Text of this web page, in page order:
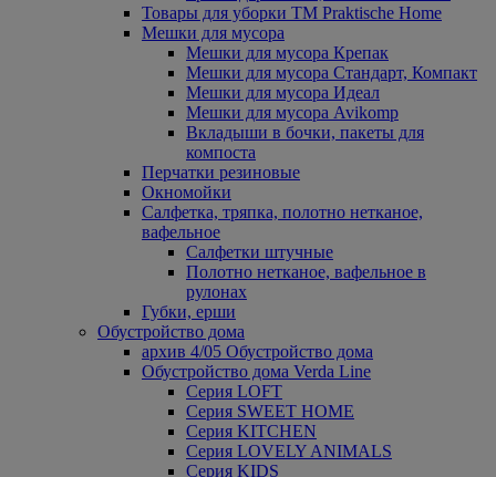
Товары для уборки ТМ Praktische Home
Мешки для мусора
Мешки для мусора Крепак
Мешки для мусора Стандарт, Компакт
Мешки для мусора Идеал
Мешки для мусора Avikomp
Вкладыши в бочки, пакеты для
компоста
Перчатки резиновые
Окномойки
Салфетка, тряпка, полотно нетканое,
вафельное
Салфетки штучные
Полотно нетканое, вафельное в
рулонах
Губки, ерши
Обустройство дома
архив 4/05 Обустройство дома
Обустройство дома Verda Line
Серия LOFT
Серия SWEET HOME
Серия KITCHEN
Серия LOVELY ANIMALS
Серия KIDS